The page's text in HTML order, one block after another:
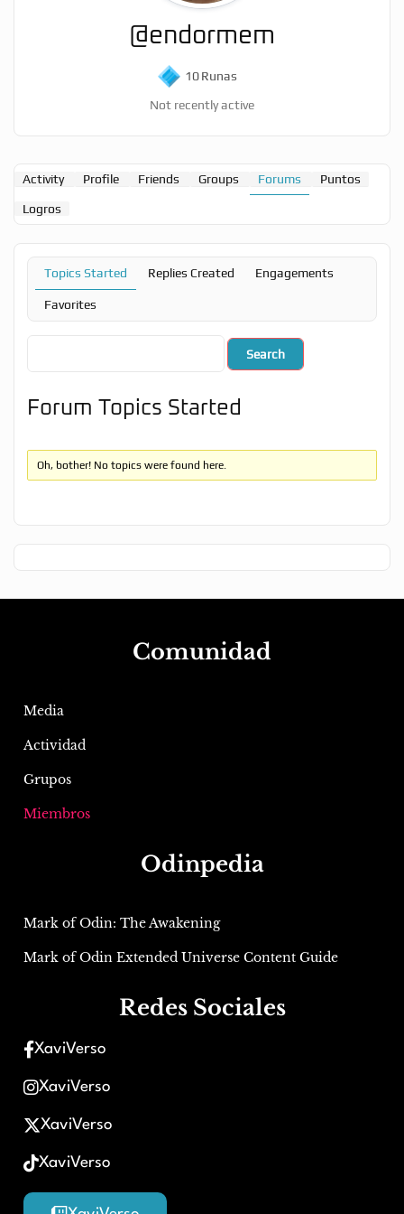
@endormem
10Runas
Not recently active
Activity Profile Friends Groups Forums Puntos
Logros
Topics Started Replies Created Engagements
Favorites
Forum Topics Started
Oh, bother! No topics were found here.
Comunidad
Media
Actividad
Grupos
Miembros
Odinpedia
Mark of Odin: The Awakening
Mark of Odin Extended Universe Content Guide
Redes Sociales
XaviVerso
XaviVerso
XaviVerso
XaviVerso